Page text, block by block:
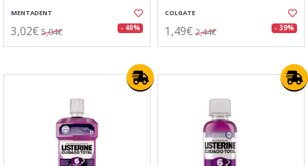
MENTADENT
3,02€ 5,04€ - 40%
COLGATE
1,49€ 2,44€ - 39%